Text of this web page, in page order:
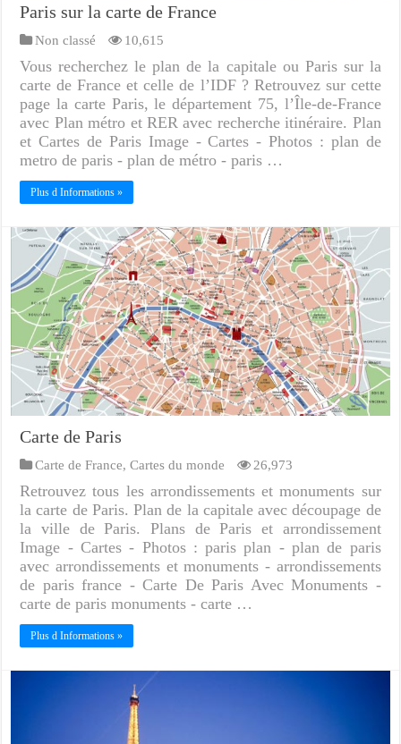
Paris sur la carte de France
Non classé 10,615
Vous recherchez le plan de la capitale ou Paris sur la
carte de France et celle de l’IDF ? Retrouvez sur cette
page la carte Paris, le département 75, l’Île-de-France
avec Plan métro et RER avec recherche itinéraire. Plan
et Cartes de Paris Image - Cartes - Photos : plan de
metro de paris - plan de métro - paris …
Plus d Informations »
Carte de Paris
Carte de France,Cartes du monde 26,973
Retrouvez tous les arrondissements et monuments sur
la carte de Paris. Plan de la capitale avec découpage de
la ville de Paris. Plans de Paris et arrondissement
Image - Cartes - Photos : paris plan - plan de paris
avec arrondissements et monuments - arrondissements
de paris france - Carte De Paris Avec Monuments -
carte de paris monuments - carte …
Plus d Informations »